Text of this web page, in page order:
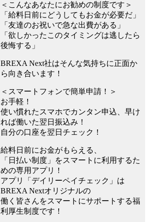
＜こんなあなたにお勧めの制度です＞
「給料日前にどうしてもお金が必要だ」
「友達のお祝いで急な出費がある」
「欲しかったこのタイミングは逃したら
後悔する」
BREXA Next社はそんな気持ちに正面か
ら向き合います！
＜スマートフォンで簡単申請！＞
お手軽！
使い慣れたスマホでカンタン申込、早け
れば働いた翌日振込み！
自分の口座を翌日チェック！
給料日前にお金がもらえる、
「日払い制度」をスマートに利用するた
めの専用アプリ！
アプリ「デイリーペイチェック」は
BREXA Nextオリジナルの
働く皆さんをスマートにサポートする福
利厚生制度です！